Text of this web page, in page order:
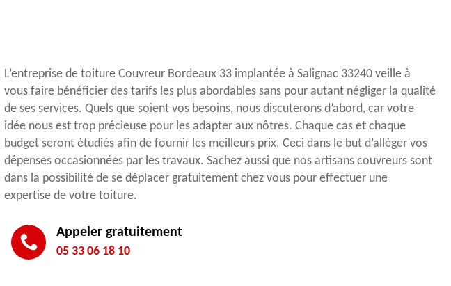
L’entreprise de toiture Couvreur Bordeaux 33 implantée à Salignac 33240 veille à
vous faire bénéficier des tarifs les plus abordables sans pour autant négliger la qualité
de ses services. Quels que soient vos besoins, nous discuterons d’abord, car votre
idée nous est trop précieuse pour les adapter aux nôtres. Chaque cas et chaque
budget seront étudiés afin de fournir les meilleurs prix. Ceci dans le but d’alléger vos
dépenses occasionnées par les travaux. Sachez aussi que nos artisans couvreurs sont
dans la possibilité de se déplacer gratuitement chez vous pour effectuer une
expertise de votre toiture.
Appeler gratuitement
05 33 06 18 10